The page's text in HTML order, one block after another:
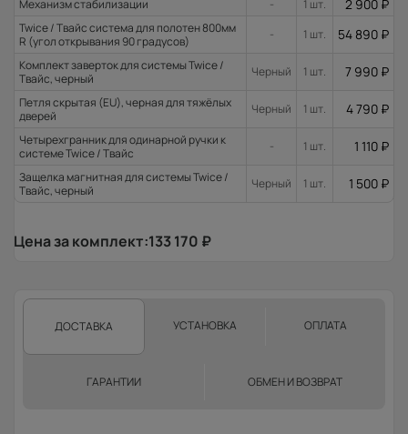
Механизм стабилизации - 1 шт. 2 900 ₽
Twice / Твайс система для полотен 800мм
R (угол открывания 90 градусов)
- 1 шт. 54 890 ₽
Комплект заверток для системы Twice /
Твайс, черный
Черный 1 шт. 7 990 ₽
Петля скрытая (EU), черная для тяжёлых
дверей
Черный 1 шт. 4 790 ₽
Четырехгранник для одинарной ручки к
системе Twice / Твайс
- 1 шт. 1 110 ₽
Защелка магнитная для системы Twice /
Твайс, черный
Черный 1 шт. 1 500 ₽
Цена за комплект:133 170 ₽
ДОСТАВКА УСТАНОВКА ОПЛАТА
ГАРАНТИИ ОБМЕН И ВОЗВРАТ